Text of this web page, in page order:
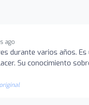
ago
durante varios años.
Su conocimiento